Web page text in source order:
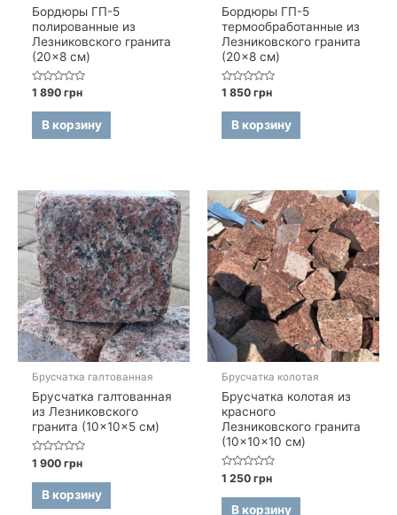
Бордюры ГП-5
полированные из
Лезниковского гранита
(20×8 см)
Оценка
из
1 890грн
В корзину
Бордюры ГП-5
термообработанные из
Лезниковского гранита
(20×8 см)
Оценка
из
1 850грн
В корзину
Брусчатка галтованная
Брусчатка галтованная
из Лезниковского
гранита (10×10×5 см)
Оценка
0
из
1 900грн
В корзину
Брусчатка колотая
Брусчатка колотая из
красного
Лезниковского гранита
(10×10×10 см)
Оценка
0
из
1 250грн
В корзину